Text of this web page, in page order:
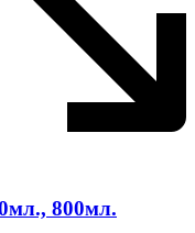
800мл.